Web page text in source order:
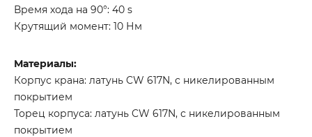
Время хода на 90°: 40 s
Крутящий момент: 10 Нм
Материалы:
Корпус крана: латунь CW 617N, с никелированным
покрытием
Торец корпуса: латунь CW 617N, с никелированным
покрытием